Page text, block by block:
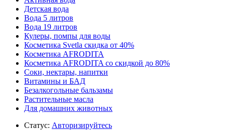
Детская вода
Вода 5 литров
Вода 19 литров
Кулеры, помпы для воды
Косметика Svetla скидка от 40%
Косметика AFRODITA
Косметика AFRODITA со скидкой до 80%
Соки, нектары, напитки
Витамины и БАД
Безалкогольные бальзамы
Растительные масла
Для домашних животных
Статус: Авторизируйтесь